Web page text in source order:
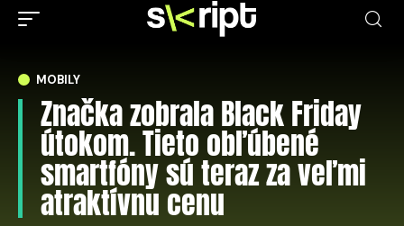
MOBILY
Značka zobrala Black Friday
útokom. Tieto obľúbené
smartfóny sú teraz za veľmi
atraktívnu cenu